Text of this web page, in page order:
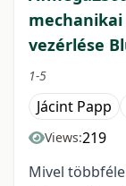
vezérlése
1-5
Jácint Papp
Views:219
Mivel